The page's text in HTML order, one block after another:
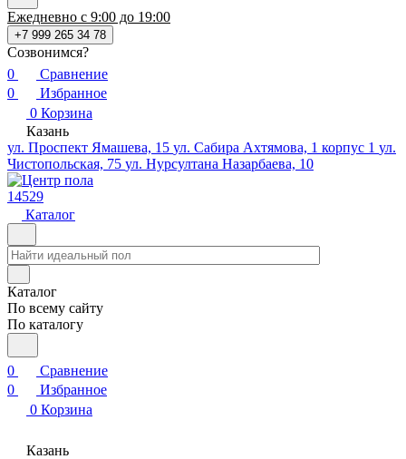
Ежедневно с 9:00 до 19:00
+7 999 265 34 78
Созвонимся?
0
Сравнение
0
Избранное
0 Корзина
Казань
ул. Проспект Ямашева, 15 ул. Сабира Ахтямова, 1 корпус 1 ул.
Чистопольская, 75 ул. Нурсултана Назарбаева, 10
14529
Каталог
Каталог
По всему сайту
По каталогу
0
Сравнение
0
Избранное
0 Корзина
Казань